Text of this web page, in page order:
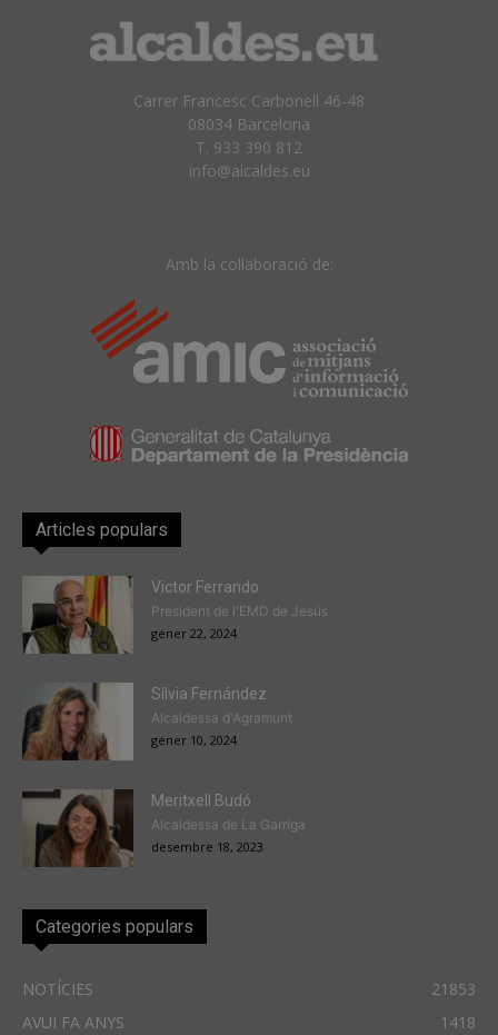
Carrer Francesc Carbonell 46-48
08034 Barcelona
T. 933 390 812
info@alcaldes.eu
Amb la col·laboració de:
Articles populars
Victor Ferrando
President de l'EMD de Jesús
gener 22, 2024
Sílvia Fernández
Alcaldessa d'Agramunt
gener 10, 2024
Meritxell Budó
Alcaldessa de La Garriga
desembre 18, 2023
Categories populars
NOTÍCIES
21853
AVUI FA ANYS
1418